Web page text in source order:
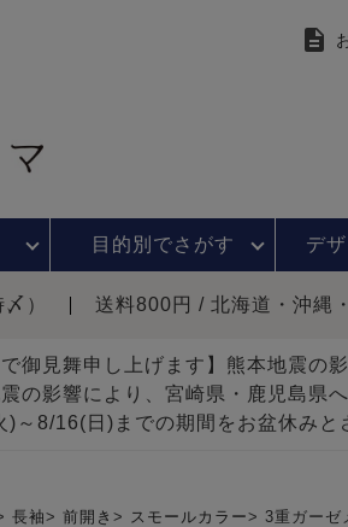
目的別でさがす デ
） 送料800円 / 北海道・沖縄
で御見舞申し上げます】熊本地震
震の影響により、宮崎県・鹿児島県
)～8/16(日)までの期間をお盆休みと
長袖 前開き スモールカラー 3重ガーゼ